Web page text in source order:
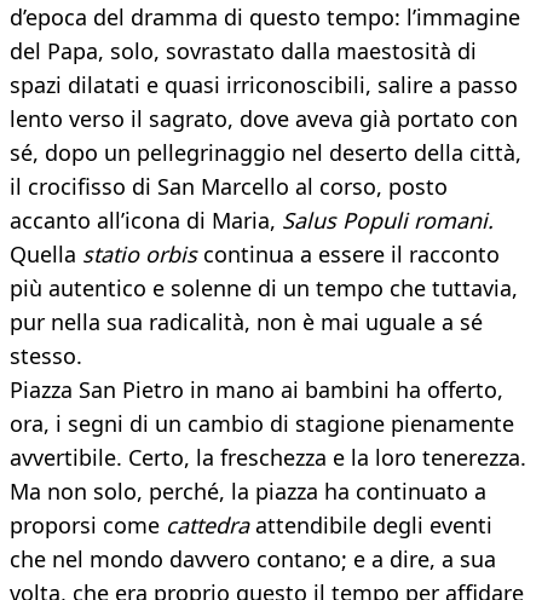
d’epoca del dramma di questo tempo: l’immagine
del Papa, solo, sovrastato dalla maestosità di
spazi dilatati e quasi irriconoscibili, salire a passo
lento verso il sagrato, dove aveva già portato con
sé, dopo un pellegrinaggio nel deserto della città,
il crocifisso di San Marcello al corso, posto
accanto all’icona di Maria, Salus Populi romani.
Quella statio orbiscontinua a essere il racconto
più autentico e solenne di un tempo che tuttavia,
pur nella sua radicalità, non è mai uguale a sé
stesso.
Piazza San Pietro in mano ai bambini ha offerto,
ora, i segni di un cambio di stagione pienamente
avvertibile. Certo, la freschezza e la loro tenerezza.
Ma non solo, perché, la piazza ha continuato a
proporsi come cattedraattendibile degli eventi
che nel mondo davvero contano; e a dire, a sua
volta, che era proprio questo il tempo per affidare